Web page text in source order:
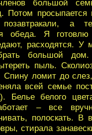
большой
Потом просыпается
а
обеда. Я
расходятся. У
большой дом.
пыль.
Спину ломит до
всей семье
Белье белого
– все
полоскать.
стирала